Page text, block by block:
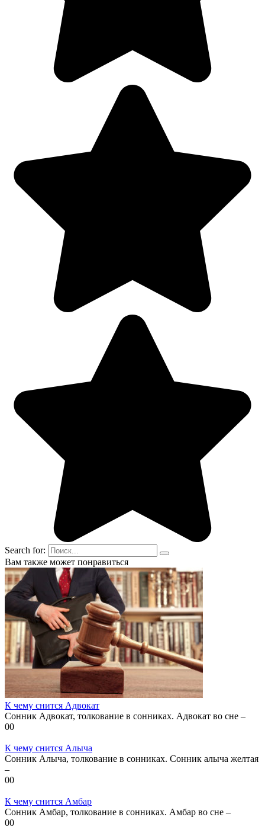
Search for:
Вам также может понравиться
К чему снится Адвокат
Сонник Адвокат, толкование в сонниках. Адвокат во сне –
00
К чему снится Алыча
Сонник Алыча, толкование в сонниках. Сонник алыча желтая
–
00
К чему снится Амбар
Сонник Амбар, толкование в сонниках. Амбар во сне –
00